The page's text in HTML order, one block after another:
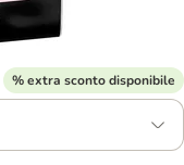
% extra sconto disponibile